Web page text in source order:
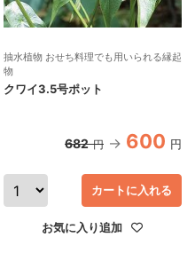
抽水植物 おせち料理でも用いられる縁起
物
クワイ3.5号ポット
682 円 600 円
カートに入れる
お気に入り追加